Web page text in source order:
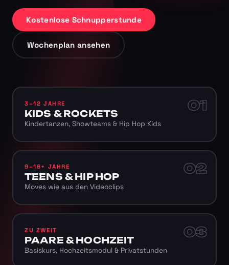
Kostenlose Schnupperstunde
Wochenplan ansehen
01
3–12 JAHRE
KIDS & ROCKETS
Kindertanzen, Showteams & Hip Hop Kids
02
9–16+ JAHRE
TEENS & HIP HOP
Moves wie aus den Videoclips
03
ZU ZWEIT
PAARE & HOCHZEIT
Basiskurs, Hochzeitsmodul & Privatstunden